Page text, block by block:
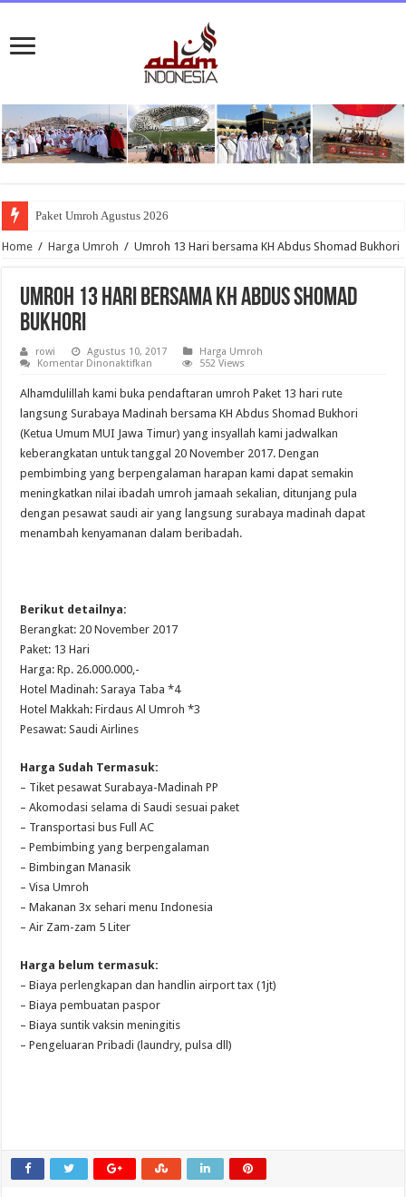
Paket Umroh Agustus 2026
Home / Harga Umroh / Umroh 13 Hari bersama KH Abdus Shomad Bukhori
Umroh 13 Hari bersama KH Abdus Shomad
Bukhori
rowi Agustus 10, 2017
Harga Umroh
Komentar Dinonaktifkan
Hari
bersama
KH
Abdus
Bukhori
552 Views
Alhamdulillah kami buka pendaftaran umroh Paket 13 hari rute
langsung Surabaya Madinah bersama KH Abdus Shomad Bukhori
(Ketua Umum MUI Jawa Timur) yang insyallah kami jadwalkan
keberangkatan untuk tanggal 20 November 2017. Dengan
pembimbing yang berpengalaman harapan kami dapat semakin
meningkatkan nilai ibadah umroh jamaah sekalian, ditunjang pula
dengan pesawat saudi air yang langsung surabaya madinah dapat
menambah kenyamanan dalam beribadah.
Berikut detailnya:
Berangkat: 20 November 2017
Paket: 13 Hari
Harga: Rp. 26.000.000,-
Hotel Madinah: Saraya Taba *4
Hotel Makkah: Firdaus Al Umroh *3
Pesawat: Saudi Airlines
Harga Sudah Termasuk:
– Tiket pesawat Surabaya-Madinah PP
– Akomodasi selama di Saudi sesuai paket
– Transportasi bus Full AC
– Pembimbing yang berpengalaman
– Bimbingan Manasik
– Visa Umroh
– Makanan 3x sehari menu Indonesia
– Air Zam-zam 5 Liter
Harga belum termasuk:
– Biaya perlengkapan dan handlin airport tax (1jt)
– Biaya pembuatan paspor
– Biaya suntik vaksin meningitis
– Pengeluaran Pribadi (laundry, pulsa dll)